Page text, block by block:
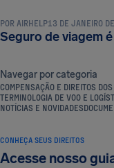
POR AIRHELP13 DE JANEIRO
Seguro de viagem
Navegar por categoria
COMPENSAÇÃO E DIREITOS
TERMINOLOGIA DE VOO E
NOTÍCIAS E NOVIDADES
CONHEÇA SEUS DIREITOS
Acesse nosso